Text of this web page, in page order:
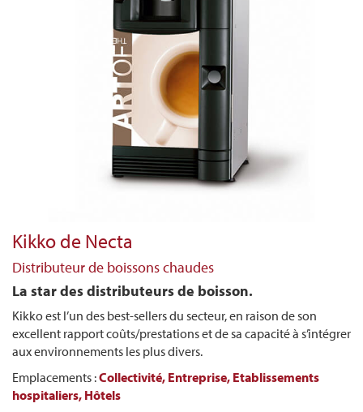
Kikko de Necta
Distributeur de boissons chaudes
La star des distributeurs de boisson.
Kikko est l’un des best-sellers du secteur, en raison de son
excellent rapport coûts/prestations et de sa capacité à s’intégrer
aux environnements les plus divers.
Emplacements :Collectivité, Entreprise, Etablissements
hospitaliers, Hôtels